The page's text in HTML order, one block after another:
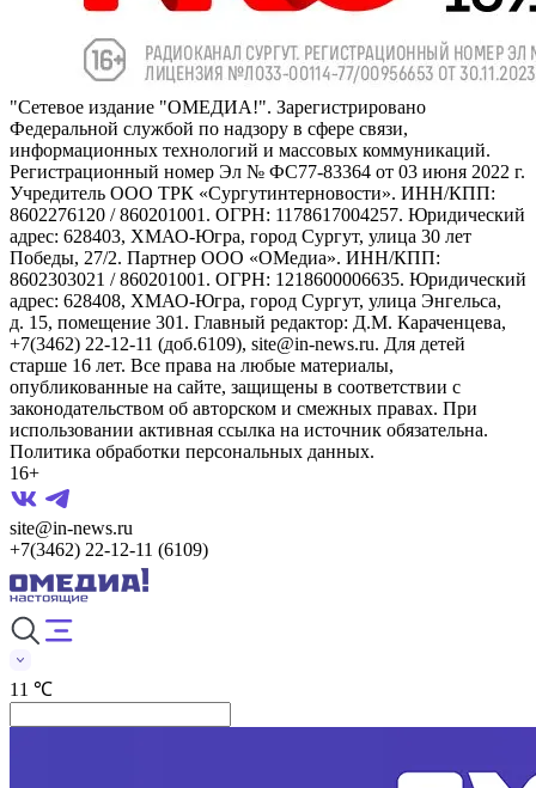
"Сетевое издание "ОМЕДИА!". Зарегистрировано
Федеральной службой по надзору в сфере связи,
информационных технологий и массовых коммуникаций.
Регистрационный номер Эл № ФС77-83364 от 03 июня 2022 г.
Учредитель ООО ТРК «Сургутинтерновости». ИНН/КПП:
8602276120 / 860201001. ОГРН: 1178617004257. Юридический
адрес: 628403, ХМАО-Югра, город Сургут, улица 30 лет
Победы, 27/2. Партнер ООО «ОМедиа». ИНН/КПП:
8602303021 / 860201001. ОГРН: 1218600006635. Юридический
адрес: 628408, ХМАО-Югра, город Сургут, улица Энгельса,
д. 15, помещение 301. Главный редактор: Д.М. Караченцева,
+7(3462) 22-12-11 (доб.6109), site@in-news.ru. Для детей
старше 16 лет. Все права на любые материалы,
опубликованные на сайте, защищены в соответствии с
законодательством об авторском и смежных правах. При
использовании активная ссылка на источник обязательна.
Политика обработки персональных данных.
16+
site@in-news.ru
+7(3462) 22-12-11 (6109)
11 ℃